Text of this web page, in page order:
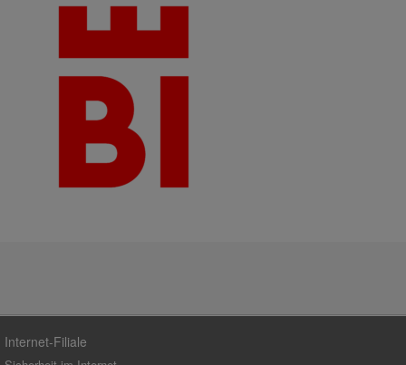
Internet-Filiale